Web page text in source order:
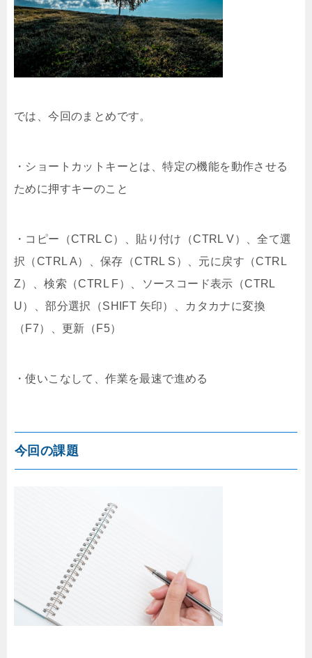
では、今回のまとめです。
・ショートカットキーとは、特定の機能を動作させる
ために押すキーのこと
・コピー（CTRL C）、貼り付け（CTRL V）、全て選
択（CTRL A）、保存（CTRL S）、元に戻す（CTRL
Z）、検索（CTRL F）、ソースコード表示（CTRL
U）、部分選択（SHIFT 矢印）、カタカナに変換
（F7）、更新（F5）
・使いこなして、作業を最速で進める
今回の課題